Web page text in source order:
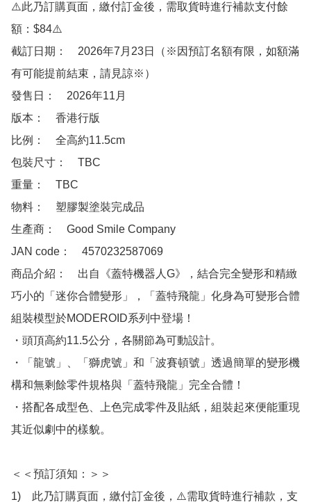
⚠️此乃訂購頁面，繳付訂金後，需取貨時進行補款支付餘
額：$84⚠️
截訂日期：　2026年7月23日（※因預訂名額有限，如額滿
有可能提前結束，請見諒※）
發售日：　2026年11月
版本：　香港行版
比例：　全高約11.5cm
包裝尺寸：　TBC
重量：　TBC
物料：　塑膠製塗裝完成品
生產商：　Good Smile Company
JAN code：　4570232587069
商品介紹：　出自《蓋特機器人G》，結合完全變形和精緻
巧小的「迷你合體變形」，「蓋特飛龍」化身為可變形合體
組裝模型於MODEROID系列中登場！
・頭頂高約11.5公分，各關節為可動設計。
・「龍號」、「獅虎號」和「波賽頓號」透過簡單的變形機
構和無剩餘零件規格與「蓋特飛龍」完全合體！
・搭配各成型色、上色完成零件及貼紙，組裝起來便能重現
其近似劇中的樣貌。
＜＜預訂須知：＞＞
1)　此乃訂購頁面，繳付訂金後，⚠️需取貨時進行補款，支